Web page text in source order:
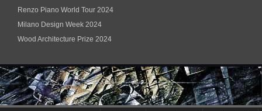
Renzo Piano World Tour 2024
Milano Design Week 2024
Wood Architecture Prize 2024